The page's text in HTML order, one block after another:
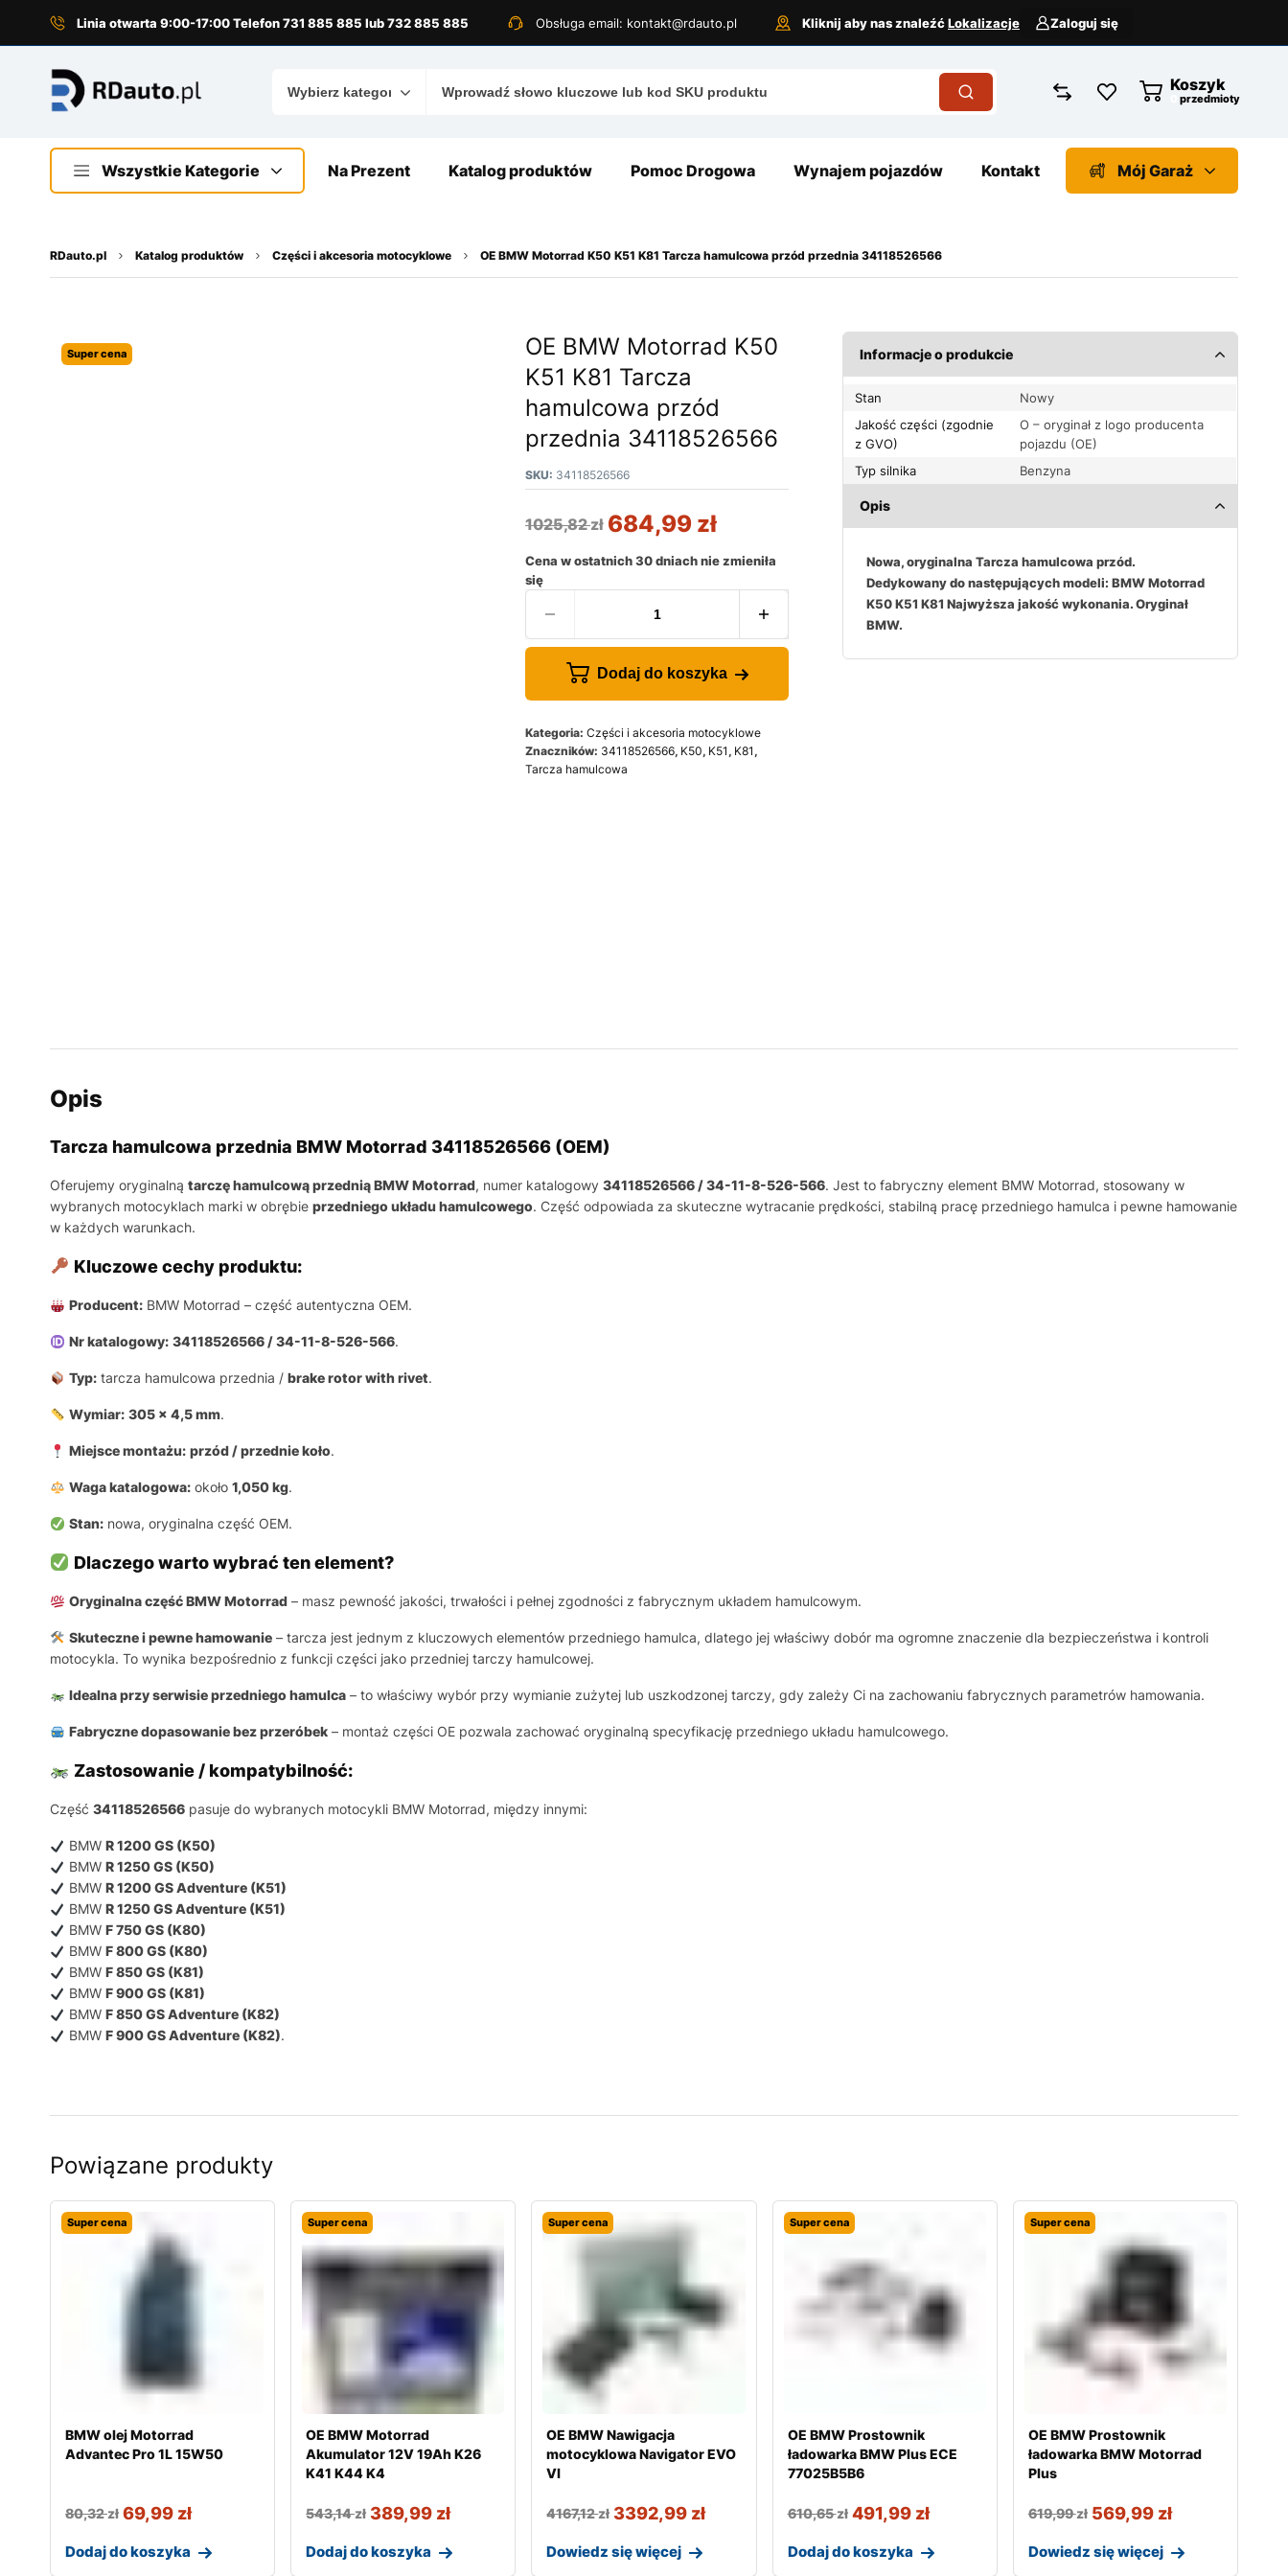
Linia otwarta 9:00-17:00 Telefon 731 885 885 lub 732 885 885 Obsługa email: kontakt@rdauto.pl Kliknij aby nas znaleźćLokalizacje Zaloguj się
Koszyk
przedmioty
Wszystkie Kategorie Na Prezent Katalog produktów Pomoc Drogowa Wynajem pojazdów Kontakt Mój Garaż
RDauto.pl Katalog produktów Części i akcesoria motocyklowe OE BMW Motorrad K50 K51 K81 Tarcza hamulcowa przód przednia 34118526566
Super cena
OE BMW Motorrad K50
K51 K81 Tarcza
hamulcowa przód
przednia 34118526566
SKU: 34118526566
1025,82zł 684,99 zł
Cena w ostatnich 30 dniach nie zmieniła
się
Dodaj do koszyka
Kategoria: Części i akcesoria motocyklowe
Znaczników: 34118526566, K50, K51 , K81 ,
Tarcza hamulcowa
Informacje o produkcie
Stan
Nowy
Jakość części (zgodnie
z GVO)
O – oryginał z logo producenta
pojazdu (OE)
Typ silnika
Benzyna
Opis
Nowa, oryginalna Tarcza hamulcowa przód.
Dedykowany do następujących modeli: BMW Motorrad
K50 K51 K81 Najwyższa jakość wykonania. Oryginał
BMW.
Opis
Tarcza hamulcowa przednia BMW Motorrad 34118526566 (OEM)
Oferujemy oryginalną tarczę hamulcową przednią BMW Motorrad, numer katalogowy 34118526566 / 34-11-8-526-566. Jest to fabryczny element BMW Motorrad, stosowany w
wybranych motocyklach marki w obrębie przedniego układu hamulcowego. Część odpowiada za skuteczne wytracanie prędkości, stabilną pracę przedniego hamulca i pewne hamowanie
w każdych warunkach.
Kluczowe cechy produktu:
Producent:BMW Motorrad – część autentyczna OEM.
Nr katalogowy: 34118526566 / 34-11-8-526-566.
Typ:tarcza hamulcowa przednia / brake rotor with rivet.
Wymiar: 305 x 4,5 mm.
Miejsce montażu: przód / przednie koło.
Waga katalogowa:około 1,050 kg.
Stan:nowa, oryginalna część OEM.
Dlaczego warto wybrać ten element?
Oryginalna część BMW Motorrad– masz pewność jakości, trwałości i pełnej zgodności z fabrycznym układem hamulcowym.
Skuteczne i pewne hamowanie– tarcza jest jednym z kluczowych elementów przedniego hamulca, dlatego jej właściwy dobór ma ogromne znaczenie dla bezpieczeństwa i kontroli
motocykla. To wynika bezpośrednio z funkcji części jako przedniej tarczy hamulcowej.
Idealna przy serwisie przedniego hamulca– to właściwy wybór przy wymianie zużytej lub uszkodzonej tarczy, gdy zależy Ci na zachowaniu fabrycznych parametrów hamowania.
Fabryczne dopasowanie bez przeróbek– montaż części OE pozwala zachować oryginalną specyfikację przedniego układu hamulcowego.
Zastosowanie / kompatybilność:
Część 34118526566 pasuje do wybranych motocykli BMW Motorrad, między innymi:
BMW R 1200 GS (K50)
BMW R 1250 GS (K50)
BMW R 1200 GS Adventure (K51)
BMW R 1250 GS Adventure (K51)
BMW F 750 GS (K80)
BMW F 800 GS (K80)
BMW F 850 GS (K81)
BMW F 900 GS (K81)
BMW F 850 GS Adventure (K82)
BMW F 900 GS Adventure (K82).
Powiązane produkty
Super cena
BMW olej Motorrad
Advantec Pro 1L 15W50
80,32zł 69,99 zł
Dodaj do koszyka
Super cena
OE BMW Motorrad
Akumulator 12V 19Ah K26
K41 K44 K4
543,14zł 389,99 zł
Dodaj do koszyka
Super cena
OE BMW Nawigacja
motocyklowa Navigator EVO
VI
4167,12zł 3392,99 zł
Dowiedz się więcej
Super cena
OE BMW Prostownik
ładowarka BMW Plus ECE
77025B5B6
610,65zł 491,99 zł
Dodaj do koszyka
Super cena
OE BMW Prostownik
ładowarka BMW Motorrad
Plus
619,99zł 569,99 zł
Dowiedz się więcej